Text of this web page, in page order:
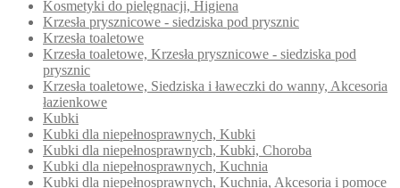
Kosmetyki do pielęgnacji, Higiena
Krzesła prysznicowe - siedziska pod prysznic
Krzesła toaletowe
Krzesła toaletowe, Krzesła prysznicowe - siedziska pod
prysznic
Krzesła toaletowe, Siedziska i ławeczki do wanny, Akcesoria
łazienkowe
Kubki
Kubki dla niepełnosprawnych, Kubki
Kubki dla niepełnosprawnych, Kubki, Choroba
Kubki dla niepełnosprawnych, Kuchnia
Kubki dla niepełnosprawnych, Kuchnia, Akcesoria i pomoce